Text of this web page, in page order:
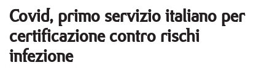
Covid, primo servizio italiano per
certificazione contro rischi
infezione